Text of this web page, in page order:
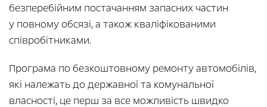
безперебійним постачанням запасних частин
у повному обсязі, а також кваліфікованими
співробітниками.
Програма по безкоштовному ремонту автомобілів,
які належать до державної та комунальної
власності, це перш за все можливість швидко